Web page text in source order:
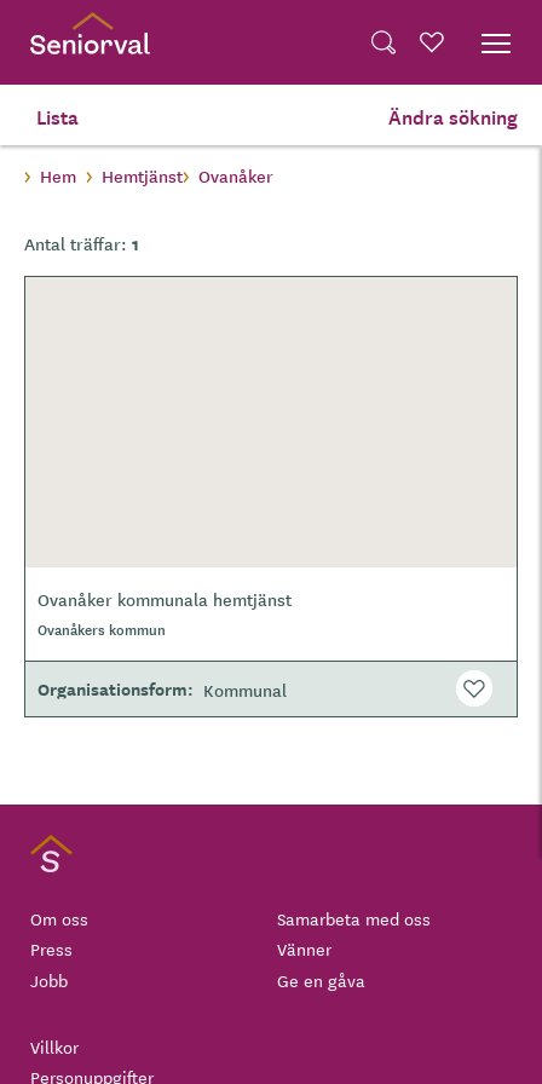
Lista Ändra sökning
Hem Hemtjänst Ovanåker
Antal träffar: 1
Ovanåker kommunala hemtjänst
O
r
å
d
e
Ovanåkers kommun
Organisationsform Kommunal
Om oss
Press
Jobb
Samarbeta med oss
Vänner
Ge en gåva
Villkor
Personuppgifter
Translate